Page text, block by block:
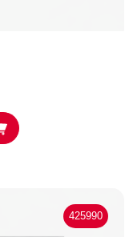
425990